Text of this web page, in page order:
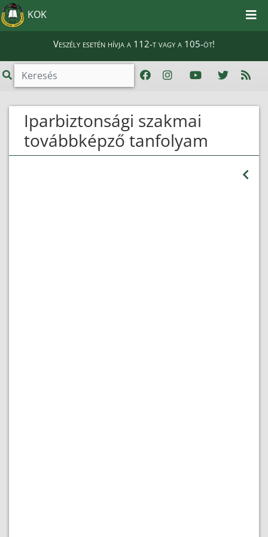
KOK
Veszély esetén hívja a 112-t vagy a 105-öt!
Iparbiztonsági szakmai
továbbképző tanfolyam